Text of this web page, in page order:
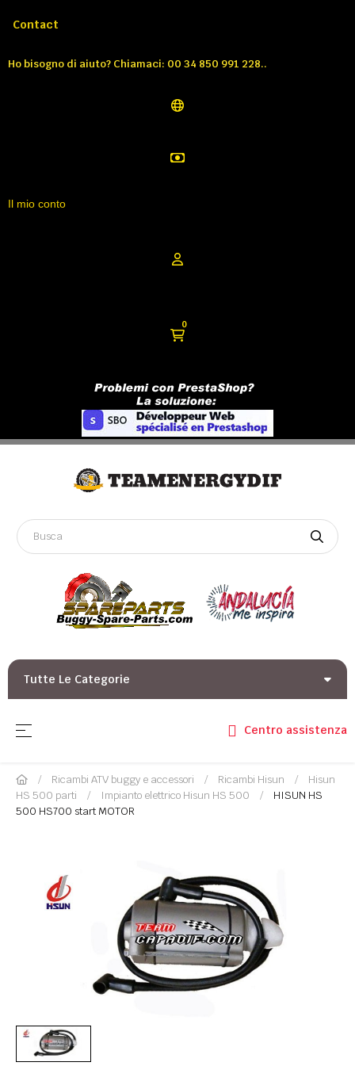
Contact
Ho bisogno di aiuto? Chiamaci: 00 34 850 991 228..
Il mio conto
0
Tutte Le Categorie
navigazione Toggle
☰ Centro assistenza
Ricambi ATV buggy e accessori Ricambi Hisun
Hisun
HS 500 parti
Impianto elettrico Hisun HS 500
HISUN HS
500 HS700 start MOTOR